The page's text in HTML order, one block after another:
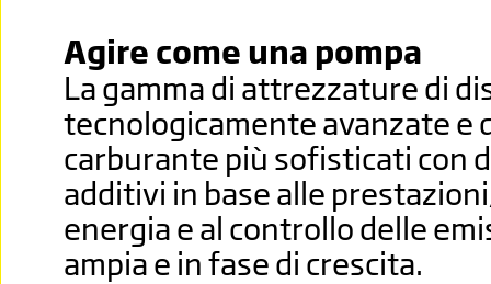
Agire come una pompa
La gamma di attrezzature di
tecnologicamente avanzate e
carburante più sofisticati con
additivi in base alle
energia e al controllo delle
ampia e in fase di crescita.